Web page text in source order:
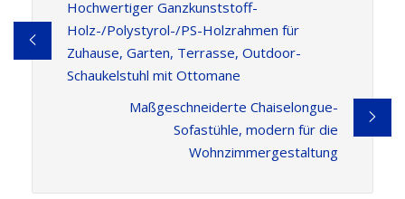
Hochwertiger Ganzkunststoff-
Holz-/Polystyrol-/PS-Holzrahmen für
Zuhause, Garten, Terrasse, Outdoor-
Schaukelstuhl mit Ottomane
Maßgeschneiderte Chaiselongue-
Sofastühle, modern für die
Wohnzimmergestaltung